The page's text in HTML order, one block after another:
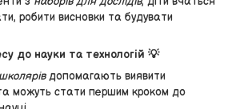
робити висновки та будувати
до науки та технологій 💡
допомагають виявити
можуть стати першим кроком до